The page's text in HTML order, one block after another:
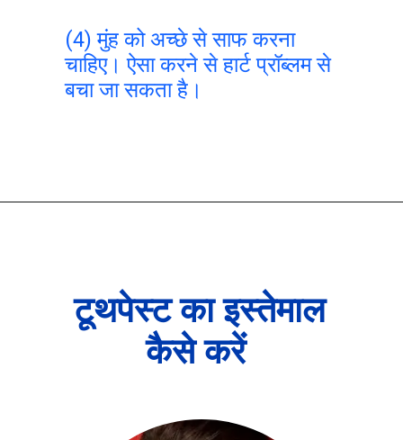
(4) मुंह को अच्छे से साफ करना
चाहिए। ऐसा करने से हार्ट प्रॉब्लम से
बचा जा सकता है।
टूथपेस्ट का इस्तेमाल
कैसे करें